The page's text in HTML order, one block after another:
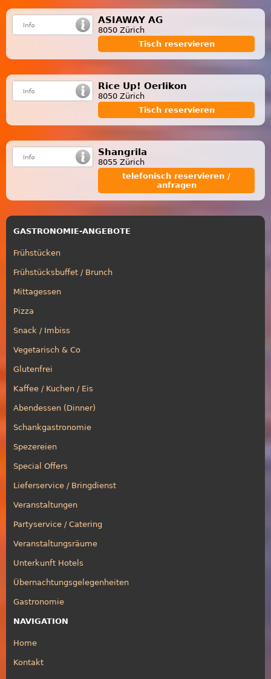
ASIAWAY AG
8050 Zürich
Tisch reservieren
Rice Up! Oerlikon
8050 Zürich
Tisch reservieren
Shangrila
8055 Zürich
telefonisch reservieren /
anfragen
GASTRONOMIE-ANGEBOTE
Frühstücken
Frühstücksbuffet / Brunch
Mittagessen
Pizza
Snack / Imbiss
Vegetarisch & Co
Glutenfrei
Kaffee / Kuchen / Eis
Abendessen (Dinner)
Schankgastronomie
Spezereien
Special Offers
Lieferservice / Bringdienst
Veranstaltungen
Partyservice / Catering
Veranstaltungsräume
Unterkunft Hotels
Übernachtungsgelegenheiten
Gastronomie
NAVIGATION
Home
Kontakt